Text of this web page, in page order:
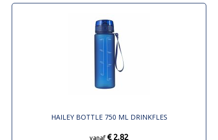
HAILEY BOTTLE 750 ML DRINKFLES
vanaf € 2,82